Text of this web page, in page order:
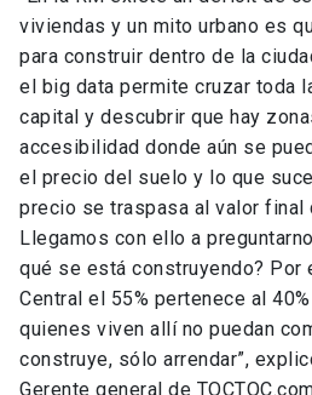
viviendas y un mito urbano es
para construir dentro de la
el big data permite cruzar toda
capital y descubrir que hay
accesibilidad donde aún se
el precio del suelo y lo que
precio se traspasa al valor final
Llegamos con ello a
qué se está construyendo? Por
Central el 55% pertenece al
quienes viven allí no puedan
construye, sólo arrendar”,
Gerente general de